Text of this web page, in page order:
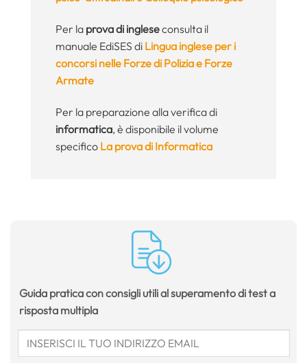
Per la prova di ingleseconsulta il
manuale EdiSES di Lingua inglese per i
concorsi nelle Forze di Polizia e Forze
Armate
Per la preparazione alla verifica di
informatica, è disponibile il volume
specifico La prova di Informatica
Guida pratica con consigli utili al superamento di test a
risposta multipla